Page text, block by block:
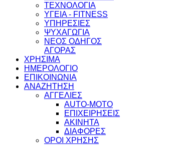
ΤΕΧΝΟΛΟΓΙΑ
ΥΓΕΙΑ - FITNESS
ΥΠΗΡΕΣΙΕΣ
ΨΥΧΑΓΩΓΙΑ
ΝΕΟΣ ΟΔΗΓΟΣ
ΑΓΟΡΑΣ
ΧΡΗΣΙΜΑ
ΗΜΕΡΟΛΟΓΙΟ
ΕΠΙΚΟΙΝΩΝΙΑ
ΑΝΑΖΗΤΗΣΗ
ΑΓΓΕΛΙΕΣ
AUTO-MOTO
ΕΠΙΧΕΙΡΗΣΕΙΣ
ΑΚΙΝΗΤΑ
ΔΙΑΦΟΡΕΣ
ΟΡΟΙ ΧΡΗΣΗΣ